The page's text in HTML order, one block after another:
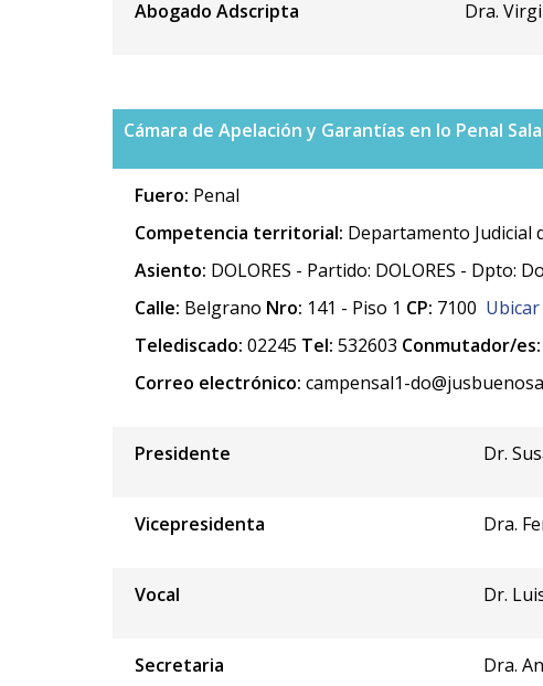
Abogado Adscripta Dra.
Cámara de Apelación y Garantías en lo Penal
Fuero: Penal
Competencia territorial: Departamento Judicial
Asiento: DOLORES - Partido: DOLORES - Dpto:
Calle: Belgrano Nro: 141 - Piso 1 CP: 7100
Telediscado: 02245 Tel: 532603 Conmutador/es:
Correo electrónico: campensal1-
Presidente Dr.
Vicepresidenta Dra.
Vocal Dr.
Secretaria Dra.